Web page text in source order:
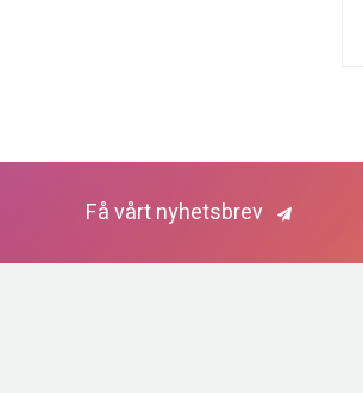
Få vårt nyhetsbrev